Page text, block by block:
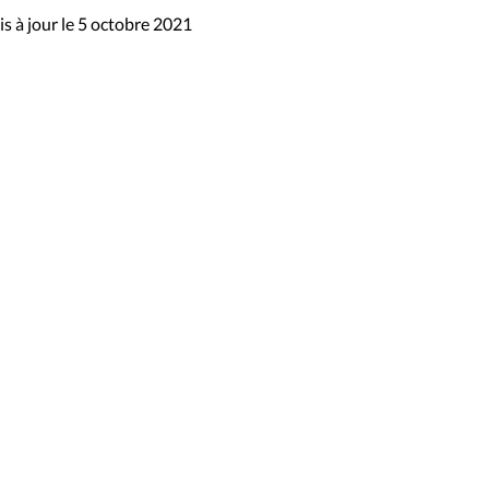
à jour le 5 octobre 2021